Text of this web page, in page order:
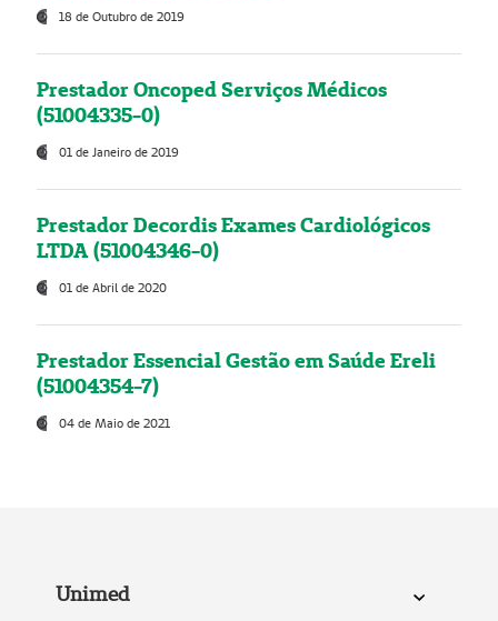
18 de Outubro de 2019
Prestador Oncoped Serviços Médicos
(51004335-0)
01 de Janeiro de 2019
Prestador Decordis Exames Cardiológicos
LTDA (51004346-0)
01 de Abril de 2020
Prestador Essencial Gestão em Saúde Ereli
(51004354-7)
04 de Maio de 2021
Unimed